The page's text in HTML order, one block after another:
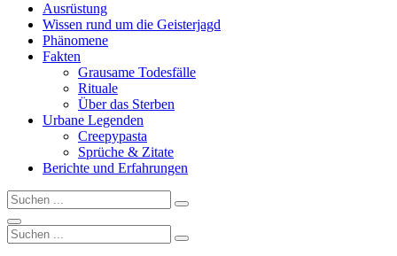
Ausrüstung
Wissen rund um die Geisterjagd
Phänomene
Fakten
Grausame Todesfälle
Rituale
Über das Sterben
Urbane Legenden
Creepypasta
Sprüche & Zitate
Berichte und Erfahrungen
Search
for:
Search
Search
Search
for:
Search